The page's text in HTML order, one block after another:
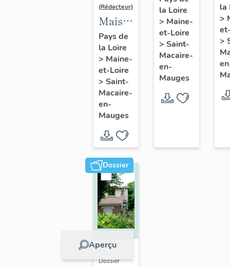
(Rédacteur)
Maison
de
l'industriel
Louis
Pasquier,
2 rue
Pasteur,
Saint-
Macaire-
en-
Mauges
Pays de
la Loire
> Maine-
et-Loire
> Saint-
Macaire-
en-
Mauges
l'industriel
Jean
Pasquier,
9 rue
Jeanne-
d'Arc,
Saint-
la Loire
> Maine-
et-Loire
> Saint-
Macaire-
en-
Mauges
la
>
>
Dossier
Aperçu
Dossier